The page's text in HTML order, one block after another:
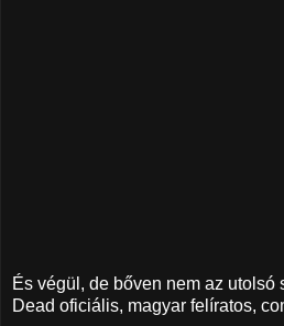
És végül, de bőven nem az utolsó
Dead oficiális, magyar felíratos,